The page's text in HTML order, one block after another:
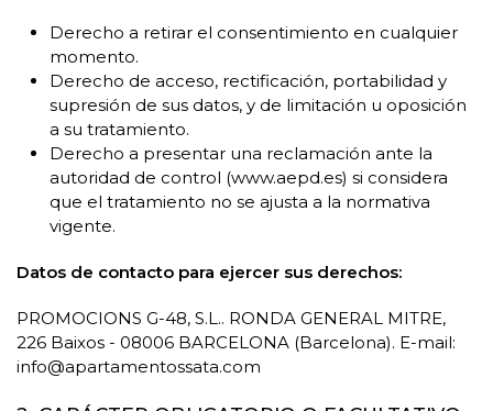
Derecho a retirar el consentimiento en cualquier
momento.
Derecho de acceso, rectificación, portabilidad y
supresión de sus datos, y de limitación u oposición
a su tratamiento.
Derecho a presentar una reclamación ante la
autoridad de control (www.aepd.es) si considera
que el tratamiento no se ajusta a la normativa
vigente.
Datos de contacto para ejercer sus derechos:
PROMOCIONS G-48, S.L.. RONDA GENERAL MITRE,
226 Baixos - 08006 BARCELONA (Barcelona). E-mail:
info@apartamentossata.com